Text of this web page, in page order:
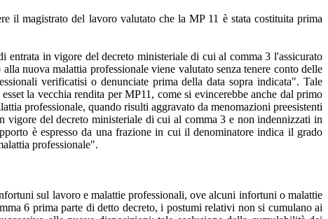
il magistrato del lavoro valutato che la MP 11 è stata costituita prima
in vigore del decreto ministeriale di cui al comma 3 l'assicurato
nuova malattia professionale viene valutato senza tenere conto delle
verificatisi o denunciate prima della data sopra indicata". Tale
la vecchia rendita per MP11, come si evincerebbe anche dal primo
professionale, quando risulti aggravato da menomazioni preesistenti
del decreto ministeriale di cui al comma 3 e non indennizzati in
è espresso da una frazione in cui il denominatore indica il grado
professionale".
sul lavoro e malattie professionali, ove alcuni infortuni o malattie
6 prima parte di detto decreto, i postumi relativi non si cumulano ai